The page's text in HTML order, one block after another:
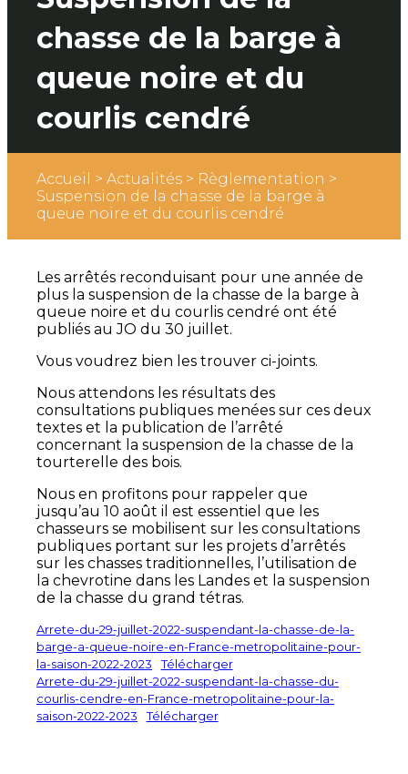
chasse de la barge à
queue noire et du
courlis cendré
Accueil > Actualités > Règlementation >
Suspension de la chasse de la barge à
queue noire et du courlis cendré
Les arrêtés reconduisant pour une année de
plus la suspension de la chasse de la barge à
queue noire et du courlis cendré ont été
publiés au JO du 30 juillet.
Vous voudrez bien les trouver ci-joints.
Nous attendons les résultats des
consultations publiques menées sur ces deux
textes et la publication de l’arrêté
concernant la suspension de la chasse de la
tourterelle des bois.
Nous en profitons pour rappeler que
jusqu’au 10 août il est essentiel que les
chasseurs se mobilisent sur les consultations
publiques portant sur les projets d’arrêtés
sur les chasses traditionnelles, l’utilisation de
la chevrotine dans les Landes et la suspension
de la chasse du grand tétras.
Arrete-du-29-juillet-2022-suspendant-la-chasse-de-la-
barge-a-queue-noire-en-France-metropolitaine-pour-
la-saison-2022-2023
Télécharger
Arrete-du-29-juillet-2022-suspendant-la-chasse-du-
courlis-cendre-en-France-metropolitaine-pour-la-
saison-2022-2023
Télécharger